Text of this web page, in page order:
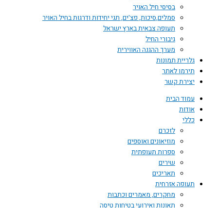
בסיסי חיל האויר
סמלים,סיכות, פצ'ים, תגי יחידות ודרגות בחיל האויר
תעופה צבאית בארץ ישראל
גיבורי החיל
מערך ההגנה האווירית
גלריית תמונות
תירמו לאתר
יצירת קשר
עמוד הבית
אודות
כללי
לזכרם
מוזיאונים ואוספים
ספרות תעופתית
שירים
תאריכים
תעופה אזרחית
מחקרים, מאמרים וכתבות
תאונות ואירועי בטיחות טיסה